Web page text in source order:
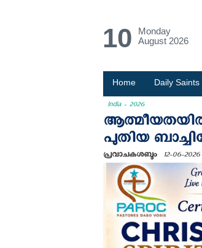
10
Monday
August 2026
Home Daily Saints
India - 2026
ആത്മീയതയിൽ
പുതിയ
പ്രവാചകശബ്ദം 12-06-